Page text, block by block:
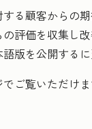
る顧客からの
評価を収集し
版を公開するに
ご覧いただけま